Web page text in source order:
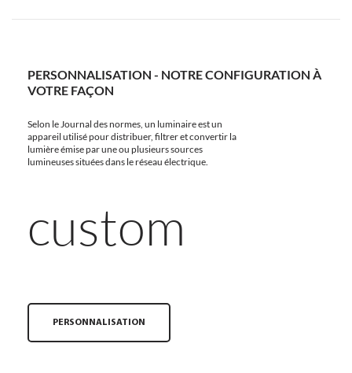
PERSONNALISATION - NOTRE CONFIGURATION À
VOTRE FAÇON
Selon le Journal des normes, un luminaire est un
appareil utilisé pour distribuer, filtrer et convertir la
lumière émise par une ou plusieurs sources
lumineuses situées dans le réseau électrique.
custom
PERSONNALISATION